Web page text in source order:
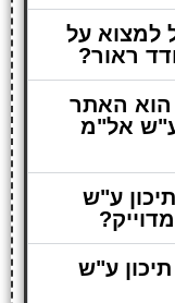
על
ראור?
האתר
אל"מ
ע"ש
ע"ש